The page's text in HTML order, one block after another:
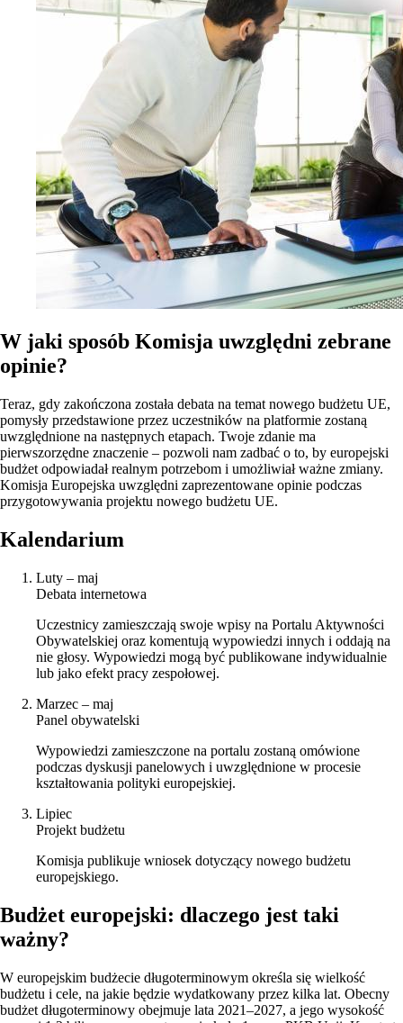
W jaki sposób Komisja uwzględni zebrane
opinie?
Teraz, gdy zakończona została debata na temat nowego budżetu UE,
pomysły przedstawione przez uczestników na platformie zostaną
uwzględnione na następnych etapach. Twoje zdanie ma
pierwszorzędne znaczenie – pozwoli nam zadbać o to, by europejski
budżet odpowiadał realnym potrzebom i umożliwiał ważne zmiany.
Komisja Europejska uwzględni zaprezentowane opinie podczas
przygotowywania projektu nowego budżetu UE.
Kalendarium
Luty – maj
Debata internetowa
Uczestnicy zamieszczają swoje wpisy na Portalu Aktywności
Obywatelskiej oraz komentują wypowiedzi innych i oddają na
nie głosy. Wypowiedzi mogą być publikowane indywidualnie
lub jako efekt pracy zespołowej.
Marzec – maj
Panel obywatelski
Wypowiedzi zamieszczone na portalu zostaną omówione
podczas dyskusji panelowych i uwzględnione w procesie
kształtowania polityki europejskiej.
Lipiec
Projekt budżetu
Komisja publikuje wniosek dotyczący nowego budżetu
europejskiego.
Budżet europejski: dlaczego jest taki
ważny?
W europejskim budżecie długoterminowym określa się wielkość
budżetu i cele, na jakie będzie wydatkowany przez kilka lat. Obecny
budżet długoterminowy obejmuje lata 2021–2027, a jego wysokość